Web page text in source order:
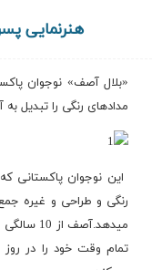
هنرنمایی
«بلال آصف» نوجوان
مدادهای رنگی را تبدیل به
رنگی و طراحی و غیره
تمام وقت خود را در